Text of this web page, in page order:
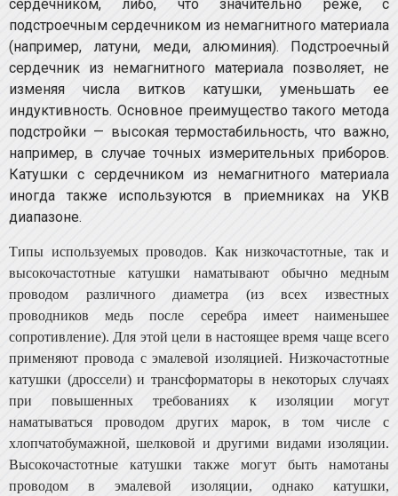
сердечником, либо, что значительно реже, с
подстроечным сердечником из немагнитного материала
(например, латуни, меди, алюминия). Подстроечный
сердечник из немагнитного материала по­зволяет, не
изменяя числа витков катушки, уменьшать ее
индуктивность. Основное преимущество такого метода
подстройки — высокая термостабильность, что важно,
на­пример, в случае точных измерительных приборов.
Ка­тушки с сердечником из немагнитного материала
иногда также используются в приемниках на УКВ
диапазоне.
Типы используемых проводов. Как низкочастотные, так и
высокочастотные катушки наматывают обычно медным
проводом различного диаметра (из всех извест­ных
проводников медь после серебра имеет наименьшее
сопротивление). Для этой цели в настоящее время чаще всего
применяют провода с эмалевой изоляцией. Низко­частотные
катушки (дроссели) и трансформаторы в не­которых случаях
при повышенных требованиях к изоляции могут
наматываться проводом других марок, в том числе с
хлопчатобумажной, шелковой и другими видами изоляции.
Высокочастотные катушки также могут быть намотаны
проводом в эмалевой изоляции, однако катуш­ки,